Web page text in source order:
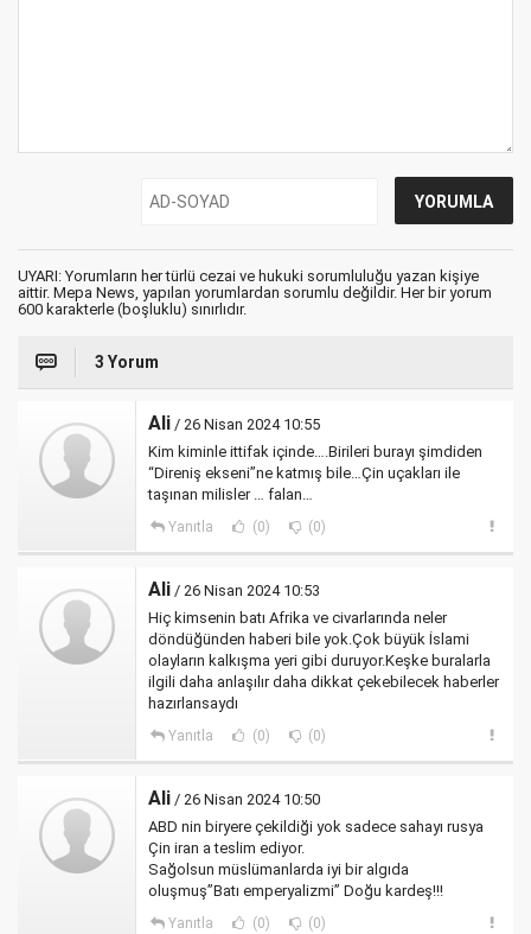
UYARI: Yorumların her türlü cezai ve hukuki sorumluluğu yazan kişiye
aittir. Mepa News, yapılan yorumlardan sorumlu değildir. Her bir yorum
600 karakterle (boşluklu) sınırlıdır.
3 Yorum
Ali / 26 Nisan 2024 10:55
Kim kiminle ittifak içinde….Birileri burayı şimdiden
“Direniş ekseni”ne katmış bile…Çin uçakları ile
taşınan milisler … falan…
Yanıtla (0) (0)
Ali / 26 Nisan 2024 10:53
Hiç kimsenin batı Afrika ve civarlarında neler
döndüğünden haberi bile yok.Çok büyük İslami
olayların kalkışma yeri gibi duruyor.Keşke buralarla
ilgili daha anlaşılır daha dikkat çekebilecek haberler
hazırlansaydı
Yanıtla (0) (0)
Ali / 26 Nisan 2024 10:50
ABD nin biryere çekildiği yok sadece sahayı rusya
Çin iran a teslim ediyor.
Sağolsun müslümanlarda iyi bir algıda
oluşmuş”Batı emperyalizmi” Doğu kardeş!!!
Yanıtla (0) (0)